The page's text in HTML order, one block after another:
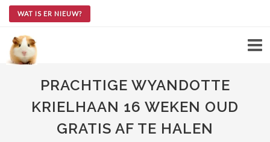
WAT IS ER NIEUW?
PRACHTIGE WYANDOTTE
KRIELHAAN 16 WEKEN OUD
GRATIS AF TE HALEN